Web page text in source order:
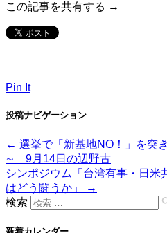
この記事を共有する →
Pin It
投稿ナビゲーション
← 選挙で「新基地NO！」を突
∼ 9月14日の辺野古
シンポジウム「台湾有事・日米
はどう闘うか」
→
検索